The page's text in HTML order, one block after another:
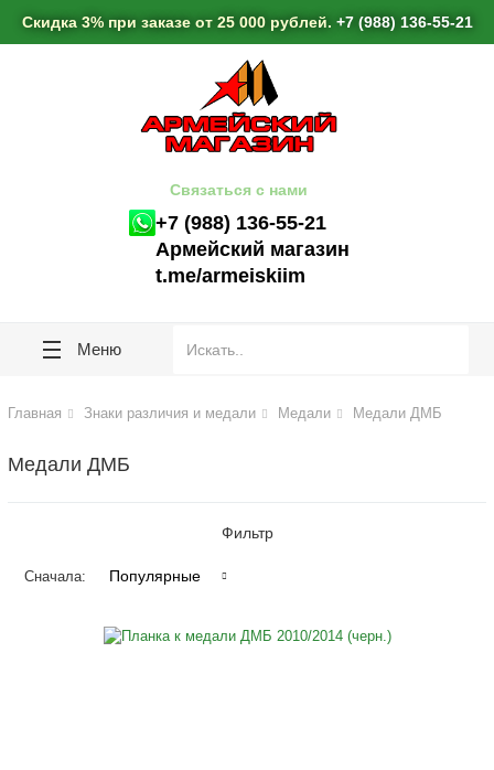
Скидка 3% при заказе от 25 000 рублей. +7 (988) 136-55-21
Связаться с нами
+7 (988) 136-55-21
Армейский магазин
t.me/armeiskiim
Меню
Главная Знаки различия и медали Медали Медали ДМБ
Медали ДМБ
Фильтр
Сначала: Популярные